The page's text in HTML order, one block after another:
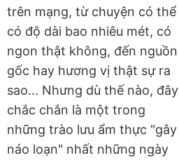
trên mạng, từ chuyện có thể
có độ dài bao nhiêu mét, có
ngon thật không, đến nguồn
gốc hay hương vị thật sự ra
sao... Nhưng dù thế nào, đây
chắc chắn là một trong
những trào lưu ẩm thực "gây
náo loạn" nhất những ngày